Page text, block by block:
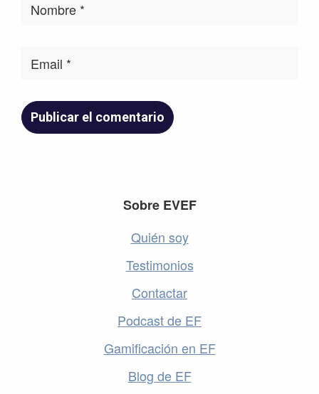
Sobre EVEF
Quién soy
Testimonios
Contactar
Podcast de EF
Gamificación en EF
Blog de EF